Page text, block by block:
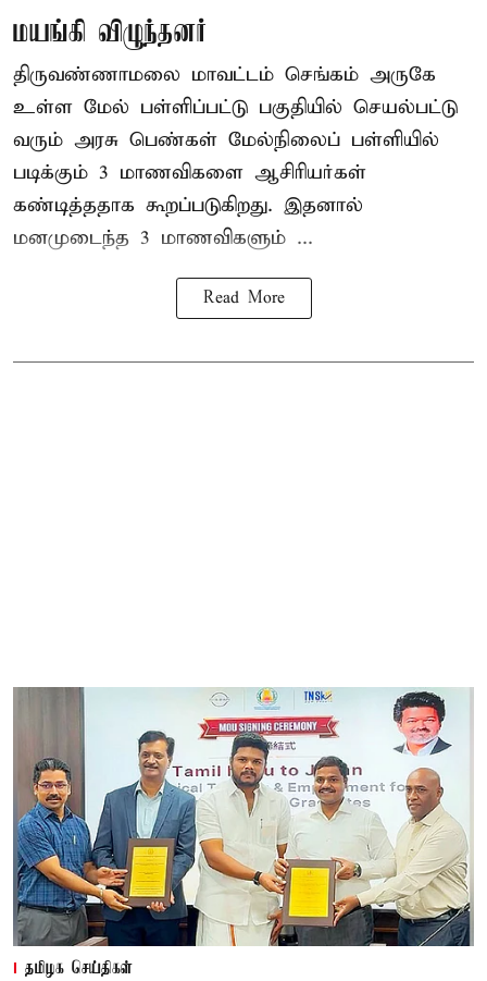
மயங்கி விழுந்தனர்
திருவண்ணாமலை மாவட்டம் செங்கம் அருகே
உள்ள மேல் பள்ளிப்பட்டு பகுதியில் செயல்பட்டு
வரும் அரசு பெண்கள் மேல்நிலைப் பள்ளியில்
படிக்கும் 3 மாணவிகளை ஆசிரியர்கள்
கண்டித்ததாக கூறப்படுகிறது. இதனால்
மனமுடைந்த 3 மாணவிகளும் ...
Read More
தமிழக செய்திகள்